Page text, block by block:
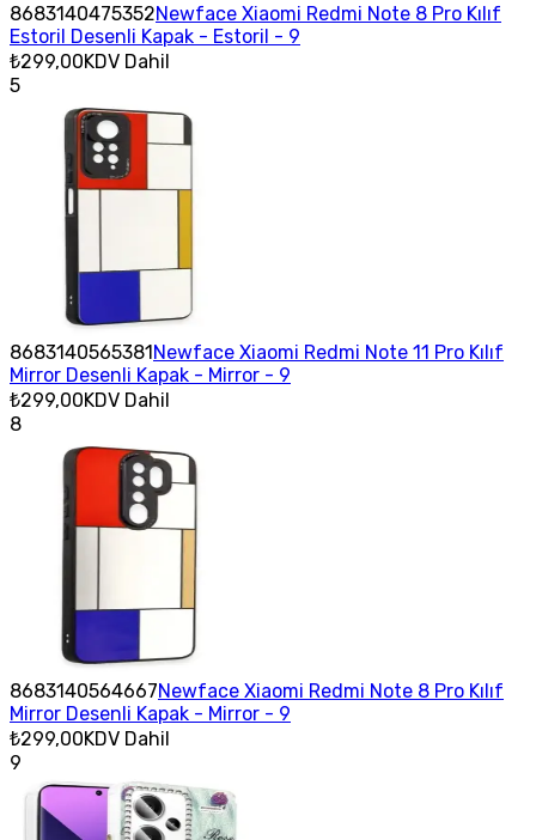
8683140475352Newface Xiaomi Redmi Note 8 Pro Kılıf
Estoril Desenli Kapak - Estoril - 9
₺299,00KDV Dahil
5
8683140565381Newface Xiaomi Redmi Note 11 Pro Kılıf
Mirror Desenli Kapak - Mirror - 9
₺299,00KDV Dahil
8
8683140564667Newface Xiaomi Redmi Note 8 Pro Kılıf
Mirror Desenli Kapak - Mirror - 9
₺299,00KDV Dahil
9